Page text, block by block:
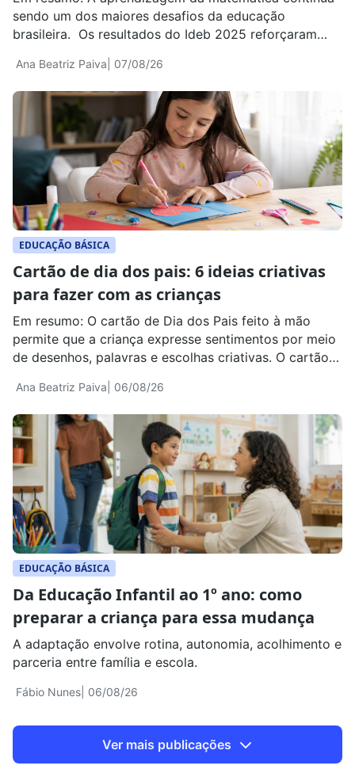
Ana Beatriz Paiva | 07/08/26
sendo um dos maiores desafios da educação
brasileira. Os resultados do Ideb 2025 reforçaram
alguns indicadores da Educação Básica, muitos
estudantes ainda concluem o Ensino Médio sem
dominar habilidades essenciais da disciplina. Para
muitas famílias, esses dados levantam uma […]
EDUCAÇÃO BÁSICA
Cartão de dia dos pais: 6 ideias criativas
para fazer com as crianças
Ana Beatriz Paiva | 06/08/26
Em resumo: O cartão de Dia dos Pais feito à mão
permite que a criança expresse sentimentos por meio
de desenhos, palavras e escolhas criativas. O cartão
forma como a criança percebe e valoriza a pessoa
homenageada. A atividade também pode envolver
diferentes configurações familiares. O cartão pode
[…]
EDUCAÇÃO BÁSICA
Da Educação Infantil ao 1º ano: como
preparar a criança para essa mudança
Fábio Nunes | 06/08/26
A adaptação envolve rotina, autonomia, acolhimento e
parceria entre família e escola.
Ver mais publicações